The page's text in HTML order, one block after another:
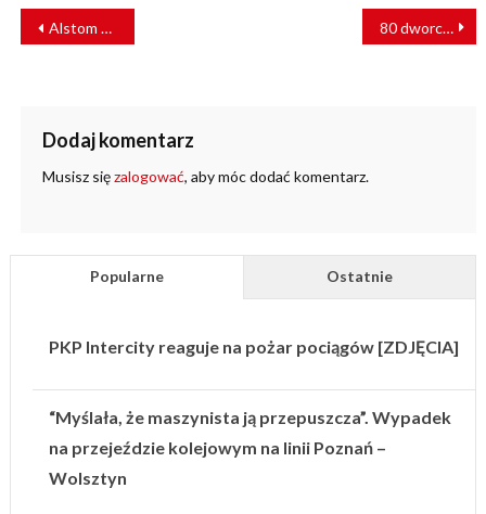
NAWIGACJA
WPISU
Alstom podpisał kontrakt z portem lotniczym Dallas Fort Worth 80 dworców, stacji i przystanków kolejowych z urządzeniami SIP Dysten
Dodaj komentarz
Musisz sięzalogować, aby móc dodać komentarz.
Popularne Ostatnie
PKP Intercity reaguje na pożar pociągów [ZDJĘCIA]
“Myślała, że maszynista ją przepuszcza”. Wypadek
na przejeździe kolejowym na linii Poznań –
Wolsztyn